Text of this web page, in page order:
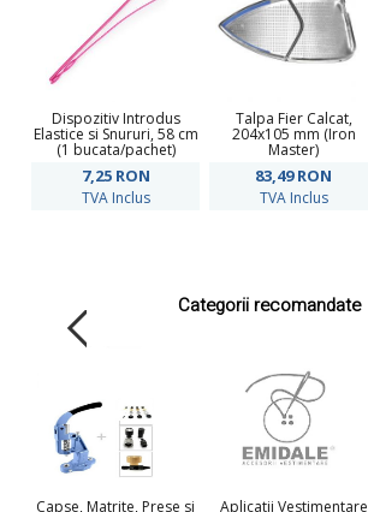
Dispozitiv Introdus
Elastice si Snururi, 58 cm
(1 bucata/pachet)
7,25 RON
TVA Inclus
Talpa Fier Calcat,
204x105 mm (Iron
Master)
83,49RON
TVA Inclus
Categorii recomandate
Capse, Matrite, Prese si Aplicatii Vestimentare